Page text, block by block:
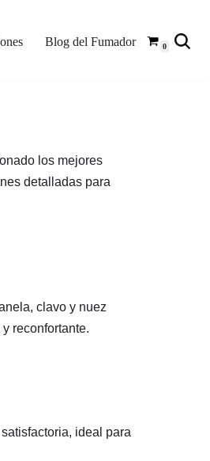
Blog del Fumador 0
los mejores
detalladas para
clavo y nuez
reconfortante.
ideal para